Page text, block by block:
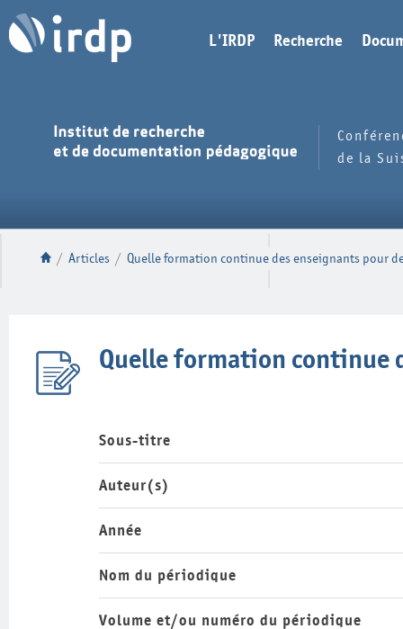
L'IRDP Recherche
de la
/ Articles / Quelle formation continue des enseignants pour
Quelle formation continue
Sous-titre
Auteur(s)
Année
Nom du périodique
Volume et/ou numéro du périodique